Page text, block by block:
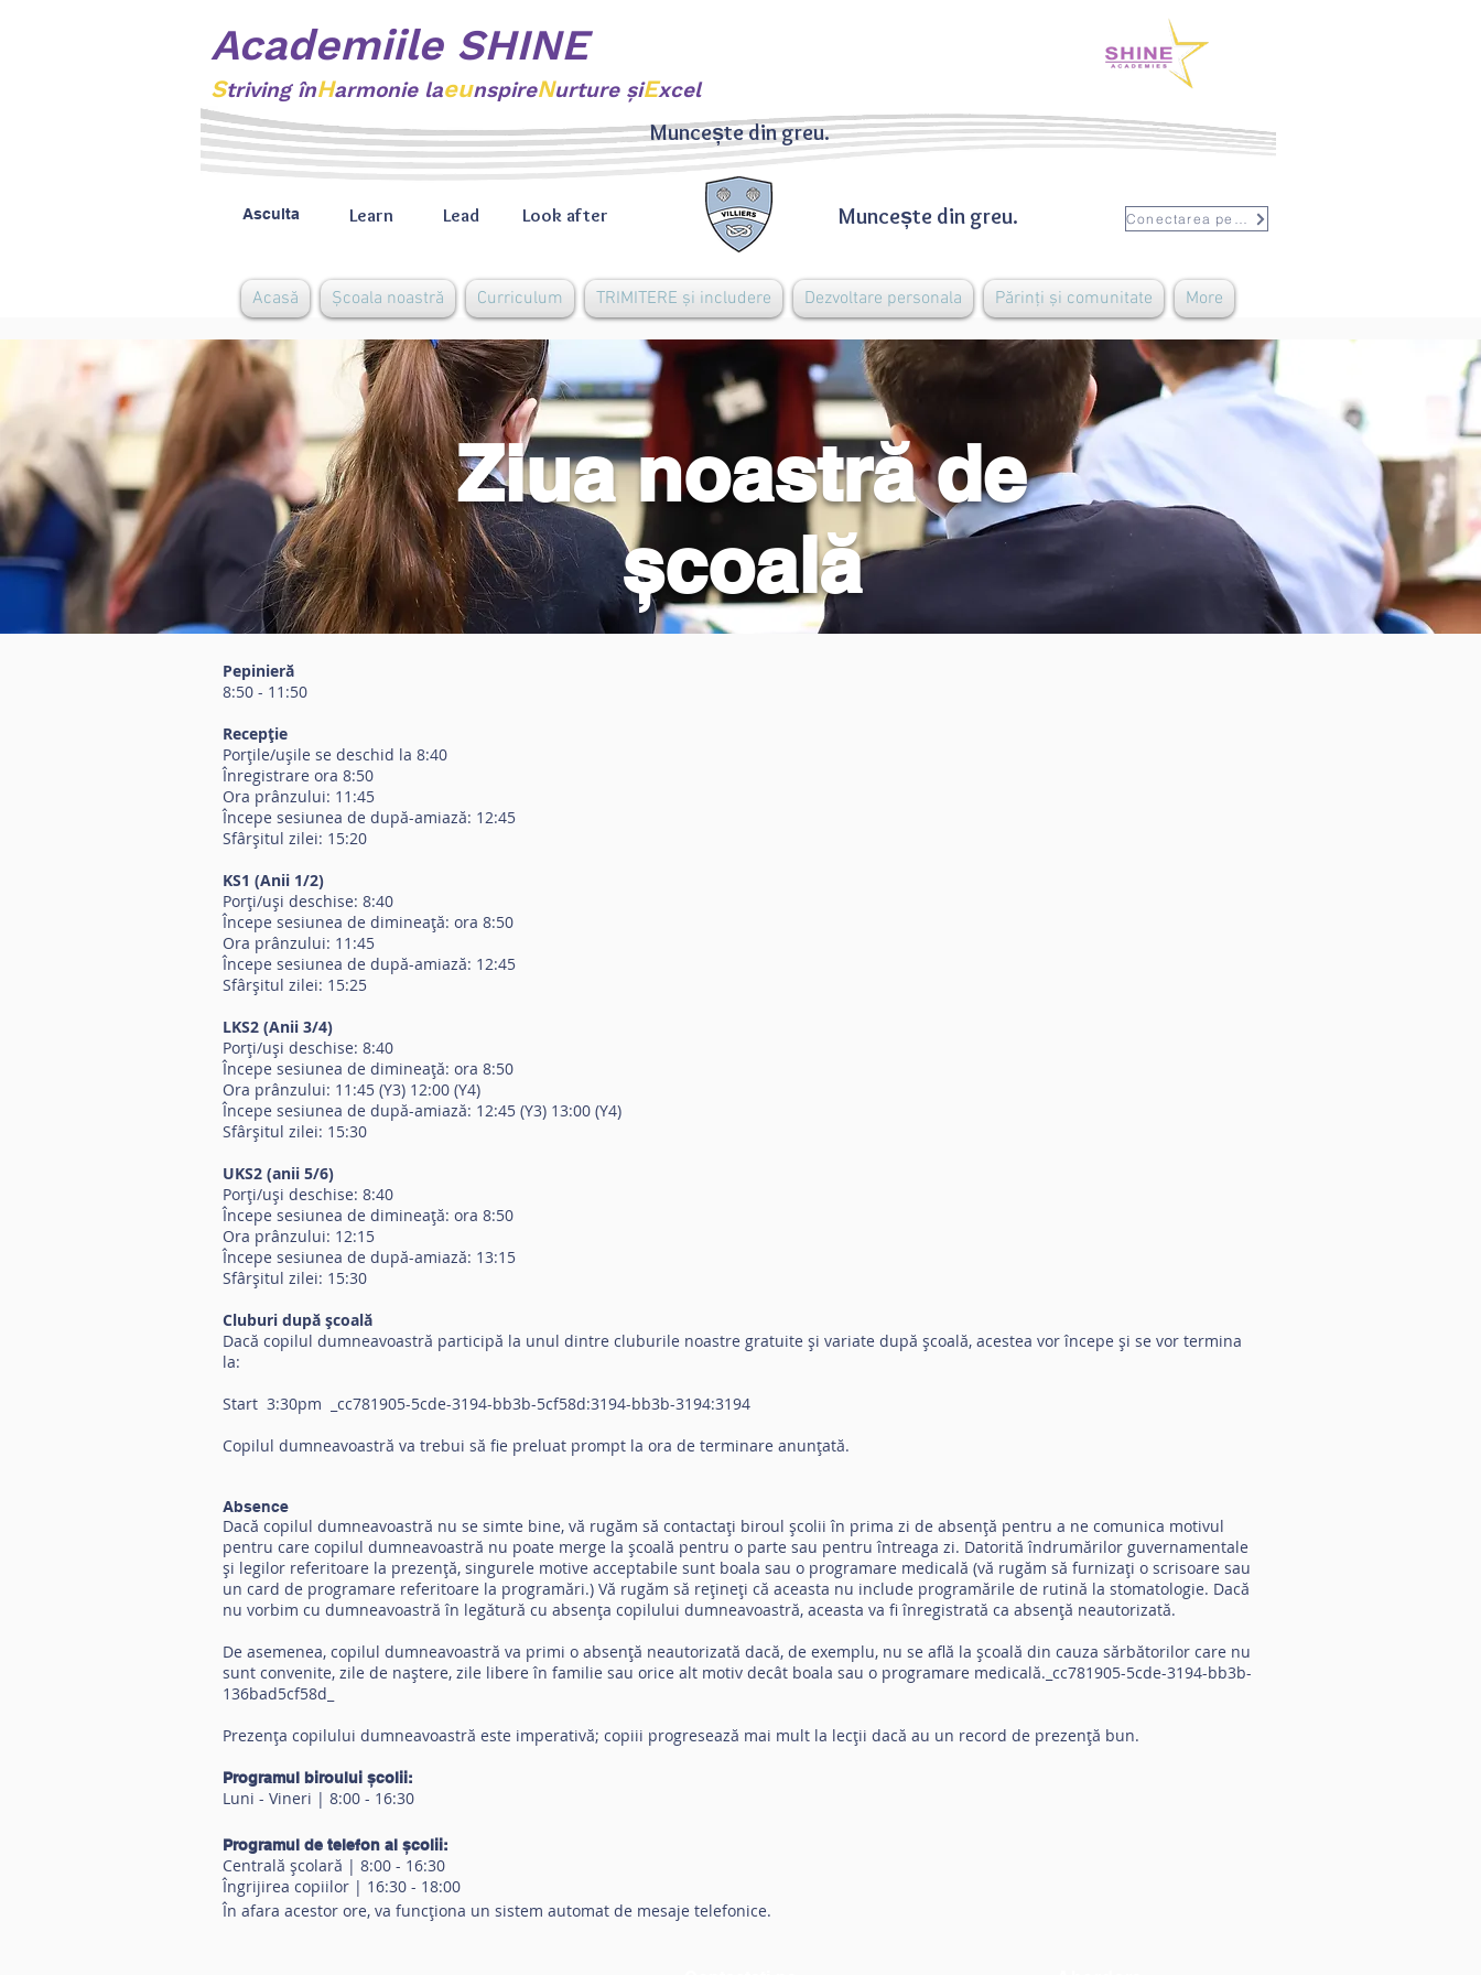
Academiile SHINE
Striving înHarmonie laeunspireNurture şiExcel
Asculta Muncește din greu.
Learn Lead Look after Conectarea personalului
Muncește din greu.
Acasă Școala noastră Curriculum TRIMITERE și includere Dezvoltare personala Părinți și comunitate More
Ziua noastră de
școală
Pepinieră
8:50 - 11:50
Recepţie
Porțile/ușile se deschid la 8:40
Înregistrare ora 8:50
Ora prânzului: 11:45
Începe sesiunea de după-amiază: 12:45
Sfârșitul zilei: 15:20
KS1 (Anii 1/2)
Porți/uși deschise: 8:40
Începe sesiunea de dimineață: ora 8:50
Ora prânzului: 11:45
Începe sesiunea de după-amiază: 12:45
Sfârșitul zilei: 15:25
LKS2 (Anii 3/4)
Porți/uși deschise: 8:40
Începe sesiunea de dimineață: ora 8:50
Ora prânzului: 11:45 (Y3) 12:00 (Y4)
Începe sesiunea de după-amiază: 12:45 (Y3) 13:00 (Y4)
Sfârșitul zilei: 15:30
UKS2 (anii 5/6)
Porți/uși deschise: 8:40
Începe sesiunea de dimineață: ora 8:50
Ora prânzului: 12:15
Începe sesiunea de după-amiază: 13:15
Sfârșitul zilei: 15:30
Cluburi după școală
Dacă copilul dumneavoastră participă la unul dintre cluburile noastre gratuite și variate după școală, acestea vor începe și se vor termina
la:
Start 3:30pm _cc781905-5cde-3194-bb3b-5cf58d:3194-bb3b-3194:3194
Copilul dumneavoastră va trebui să fie preluat prompt la ora de terminare anunțată.
Absence
Dacă copilul dumneavoastră nu se simte bine, vă rugăm să contactați biroul școlii în prima zi de absență pentru a ne comunica motivul
pentru care copilul dumneavoastră nu poate merge la școală pentru o parte sau pentru întreaga zi. Datorită îndrumărilor guvernamentale
și legilor referitoare la prezență, singurele motive acceptabile sunt boala sau o programare medicală (vă rugăm să furnizați o scrisoare sau
un card de programare referitoare la programări.) Vă rugăm să rețineți că aceasta nu include programările de rutină la stomatologie. Dacă
nu vorbim cu dumneavoastră în legătură cu absența copilului dumneavoastră, aceasta va fi înregistrată ca absență neautorizată.
De asemenea, copilul dumneavoastră va primi o absență neautorizată dacă, de exemplu, nu se află la școală din cauza sărbătorilor care nu
sunt convenite, zile de naștere, zile libere în familie sau orice alt motiv decât boala sau o programare medicală._cc781905-5cde-3194-bb3b-
136bad5cf58d_
Prezența copilului dumneavoastră este imperativă; copiii progresează mai mult la lecții dacă au un record de prezență bun.
Programul biroului școlii:
Luni - Vineri | 8:00 - 16:30
Programul de telefon al școlii:
Centrală școlară | 8:00 - 16:30
Îngrijirea copiilor | 16:30 - 18:00
În afara acestor ore, va funcționa un sistem automat de mesaje telefonice.